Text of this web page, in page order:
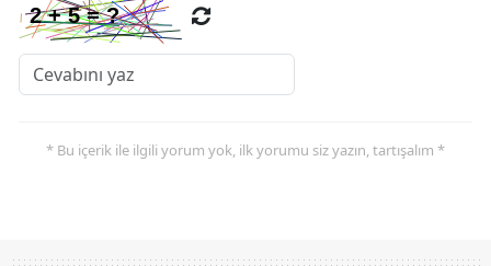
* Bu içerik ile ilgili yorum yok, ilk yorumu siz yazın, tartışalım *